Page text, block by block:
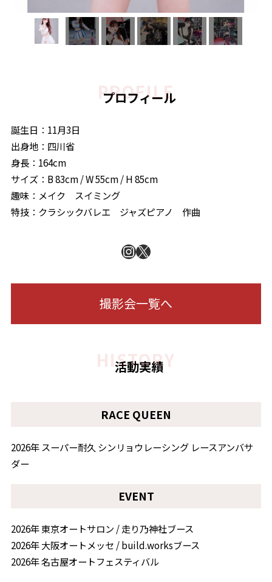
プロフィール
誕生日：11月3日
出身地：四川省
身長：164cm
サイズ：B 83cm / W 55cm / H 85cm
趣味：メイク スイミング
特技：クラシックバレエ ジャズピアノ 作曲
InstagramX
撮影会一覧へ
活動実績
RACE QUEEN
2026年 スーパー耐久 シンリョウレーシング レースアンバサ
ダー
EVENT
2026年 東京オートサロン / 走り乃神社ブース
2026年 大阪オートメッセ / build.worksブース
2026年 名古屋オートフェスティバル